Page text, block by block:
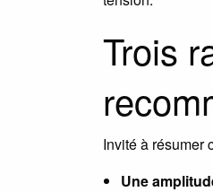
Trois
Invité à résumer
Une